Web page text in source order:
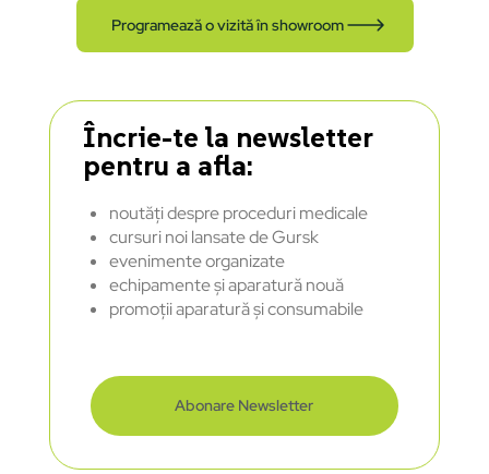
Programează o vizită în showroom
Încrie-te la newsletter
pentru a afla:
noutăți despre proceduri medicale
cursuri noi lansate de Gursk
evenimente organizate
echipamente și aparatură nouă
promoții aparatură și consumabile
Abonare Newsletter